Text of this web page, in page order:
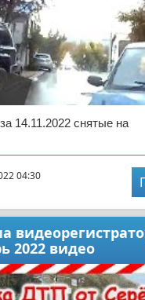
14.11.2022 снятые на
04:30
2022 видео